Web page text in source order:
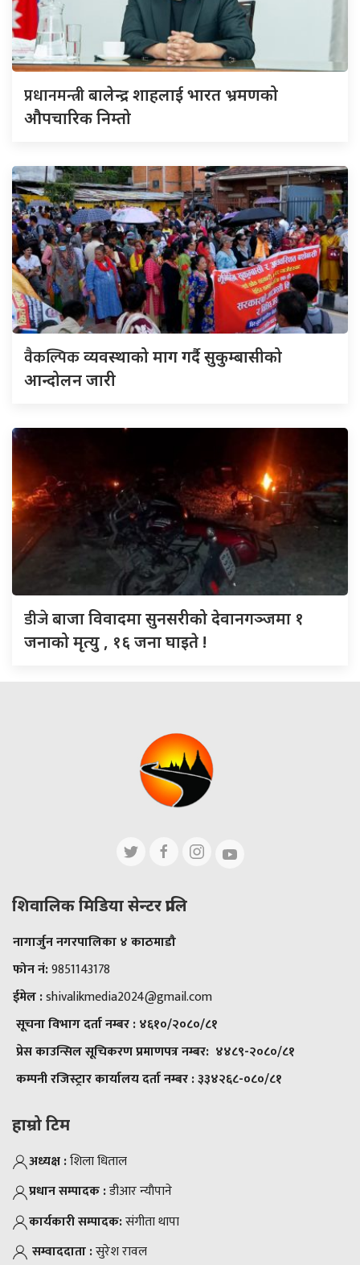
प्रधानमन्त्रीबालेन्द्र शाहलाई भारत भ्रमणको
औपचारिक निम्तो
वैकल्पिकव्यवस्थाको माग गर्दै सुकुम्बासीको
आन्दोलन जारी
डीजेबाजा विवादमा सुनसरीको देवानगञ्जमा १
जनाको मृत्यु , १६ जना घाइते !
शिवालिक मिडिया सेन्टर प्रालि
नागार्जुन नगरपालिका ४ काठमाडौ
फोन नं:9851143178
ईमेल :shivalikmedia2024@gmail.com
सूचना विभाग दर्ता नम्बर :४६१०/२०८०/८१
प्रेस काउन्सिल सूचिकरण प्रमाणपत्र नम्बर: ४४८९-२०८०/८१
कम्पनी रजिस्ट्रार कार्यालय दर्ता नम्बर :३३४२६८-०८०/८१
हाम्रो टिम
अध्यक्ष :शिला धिताल
प्रधान सम्पादक :डीआर न्याैपाने
कार्यकारी सम्पादक:संगीता थापा
सम्वाददाता :सुरेश रावल